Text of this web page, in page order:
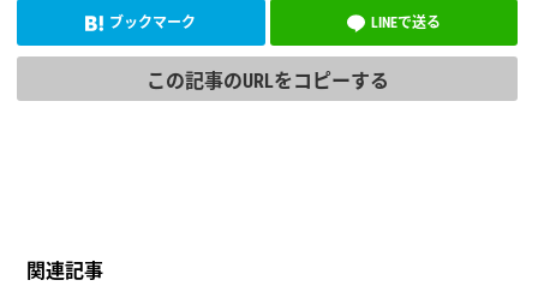
ブックマーク LINEで送る
この記事のURLをコピーする
関連記事